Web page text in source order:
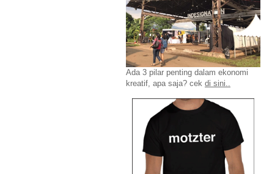
Ada 3 pilar penting dalam ekonomi
kreatif, apa saja? cek di sini..